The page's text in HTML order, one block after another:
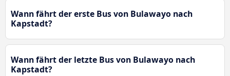
Wann fährt der erste Bus von Bulawayo nach
Kapstadt?
Wann fährt der letzte Bus von Bulawayo nach
Kapstadt?